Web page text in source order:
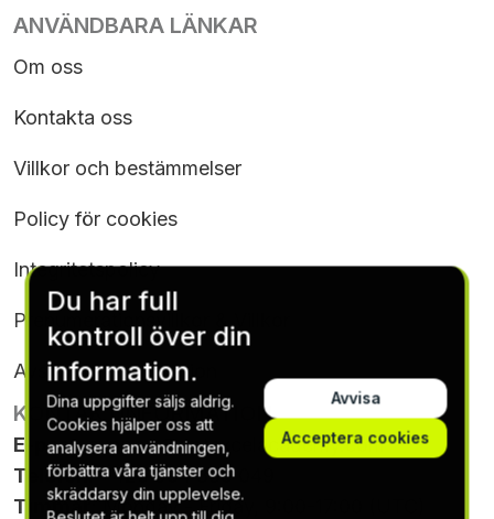
ANVÄNDBARA LÄNKAR
Om oss
Kontakta oss
Villkor och bestämmelser
Policy för cookies
Integritetspolicy
Prenumerationsvillkor & Villkor
Avsluta prenumeration
KONTAKTINFORMATION
E-post:support@gptexcelacademy.com
Telefon: +420 564 880 049
Timmar: Monday - Friday, 9:00-17:00 (UTC)
Du har full
kontroll över din
information.
Dina uppgifter säljs aldrig.
Cookies hjälper oss att
analysera användningen,
förbättra våra tjänster och
skräddarsy din upplevelse.
Avvisa
Acceptera cookies